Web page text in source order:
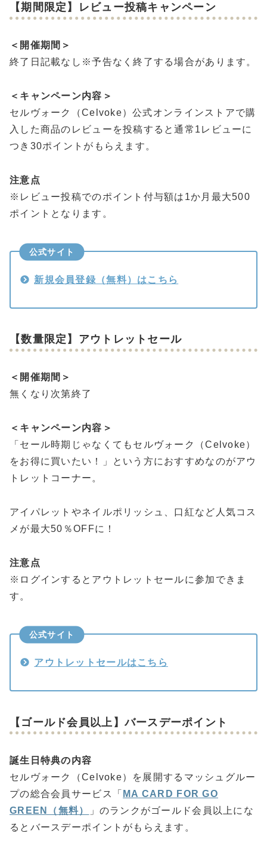
【期間限定】レビュー投稿キャンペーン
＜開催期間＞
終了日記載なし※予告なく終了する場合があります。
＜キャンペーン内容＞
セルヴォーク（Celvoke）公式オンラインストアで購
入した商品のレビューを投稿すると通常1レビューに
つき30ポイントがもらえます。
注意点
※レビュー投稿でのポイント付与額は1か月最大500
ポイントとなります。
公式サイト
新規会員登録（無料）はこちら
【数量限定】アウトレットセール
＜開催期間＞
無くなり次第終了
＜キャンペーン内容＞
「セール時期じゃなくてもセルヴォーク（Celvoke）
をお得に買いたい！」という方におすすめなのがアウ
トレットコーナー。
アイパレットやネイルポリッシュ、口紅など人気コス
メが最大50％OFFに！
注意点
※ログインするとアウトレットセールに参加できま
す。
公式サイト
アウトレットセールはこちら
【ゴールド会員以上】バースデーポイント
誕生日特典の内容
セルヴォーク（Celvoke）を展開するマッシュグルー
プの総合会員サービス「 MA CARD FOR GO
GREEN（無料）
」のランクがゴールド会員以上にな
るとバースデーポイントがもらえます。